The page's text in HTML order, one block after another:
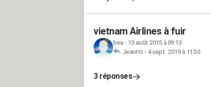
vietnam Airlines à fuir
bea- 13 août 2015 à 09:13
JeanHz - 4 sept. 2019 à 11:50
3 réponses